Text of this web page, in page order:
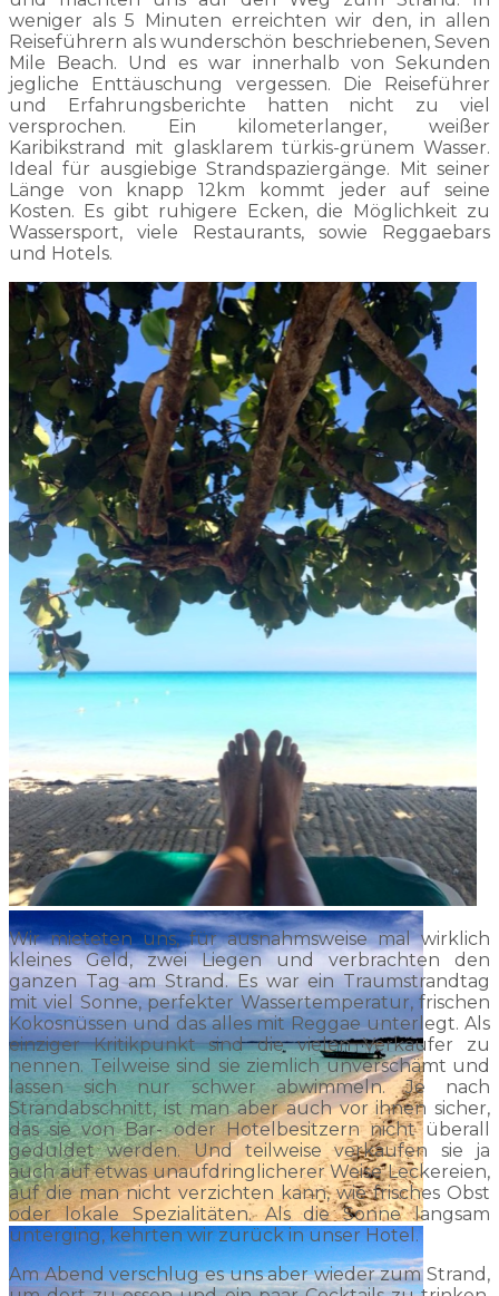
weniger als 5 Minuten erreichten wir den, in allen
Reiseführern als wunderschön beschriebenen, Seven
Mile Beach. Und es war innerhalb von Sekunden
jegliche Enttäuschung vergessen. Die Reiseführer
und Erfahrungsberichte hatten nicht zu viel
versprochen. Ein kilometerlanger, weißer
Karibikstrand mit glasklarem türkis-grünem Wasser.
Ideal für ausgiebige Strandspaziergänge. Mit seiner
Länge von knapp 12km kommt jeder auf seine
Kosten. Es gibt ruhigere Ecken, die Möglichkeit zu
Wassersport, viele Restaurants, sowie Reggaebars
und Hotels.
Wir mieteten uns, für ausnahmsweise mal wirklich
kleines Geld, zwei Liegen und verbrachten den
ganzen Tag am Strand. Es war ein Traumstrandtag
mit viel Sonne, perfekter Wassertemperatur, frischen
Kokosnüssen und das alles mit Reggae unterlegt. Als
einziger Kritikpunkt sind die vielen Verkäufer zu
nennen. Teilweise sind sie ziemlich unverschämt und
lassen sich nur schwer abwimmeln. Je nach
Strandabschnitt, ist man aber auch vor ihnen sicher,
das sie von Bar- oder Hotelbesitzern nicht überall
geduldet werden. Und teilweise verkaufen sie ja
auch auf etwas unaufdringlicherer Weise Leckereien,
auf die man nicht verzichten kann, wie frisches Obst
oder lokale Spezialitäten. Als die Sonne langsam
unterging, kehrten wir zurück in unser Hotel.
Am Abend verschlug es uns aber wieder zum Strand,